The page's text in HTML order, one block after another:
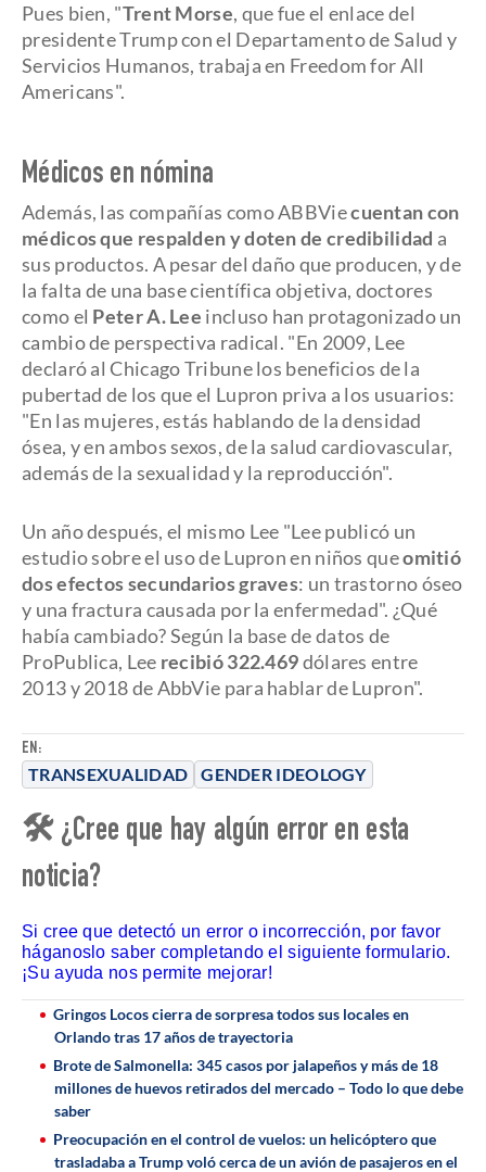
EN:
TRANSEXUALIDAD GENDER IDEOLOGY
Pues bien, "Trent Morse, que fue el enlace del
presidente Trump con el Departamento de Salud y
Servicios Humanos, trabaja en Freedom for All
Americans".
Médicos en nómina
Además, las compañías como ABBViecuentan con
médicos que respalden y doten de credibilidad a
sus productos. A pesar del daño que producen, y de
la falta de una base científica objetiva, doctores
como el Peter A. Lee incluso han protagonizado un
cambio de perspectiva radical. "En 2009, Lee
declaró al Chicago Tribune los beneficios de la
pubertad de los que el Lupron priva a los usuarios:
"En las mujeres, estás hablando de la densidad
ósea, y en ambos sexos, de la salud cardiovascular,
además de la sexualidad y la reproducción".
Un año después, el mismo Lee "Lee publicó un
estudio sobre el uso de Lupron en niños queomitió
dos efectos secundarios graves: un trastorno óseo
y una fractura causada por la enfermedad". ¿Qué
había cambiado? Según la base de datos de
ProPublica, Lee recibió 322.469dólares entre
2013 y 2018 de AbbVie para hablar de Lupron".
🛠 ¿Cree que hay algún error en esta
noticia?
Si cree que detectó un error o incorrección, por favor
háganoslo saber completando el siguiente formulario.
¡Su ayuda nos permite mejorar!
Gringos Locos cierra de sorpresa todos sus locales en
Orlando tras 17 años de trayectoria
Brote de Salmonella: 345 casos por jalapeños y más de 18
millones de huevos retirados del mercado – Todo lo que debe
saber
Preocupación en el control de vuelos: un helicóptero que
trasladaba a Trump voló cerca de un avión de pasajeros en el